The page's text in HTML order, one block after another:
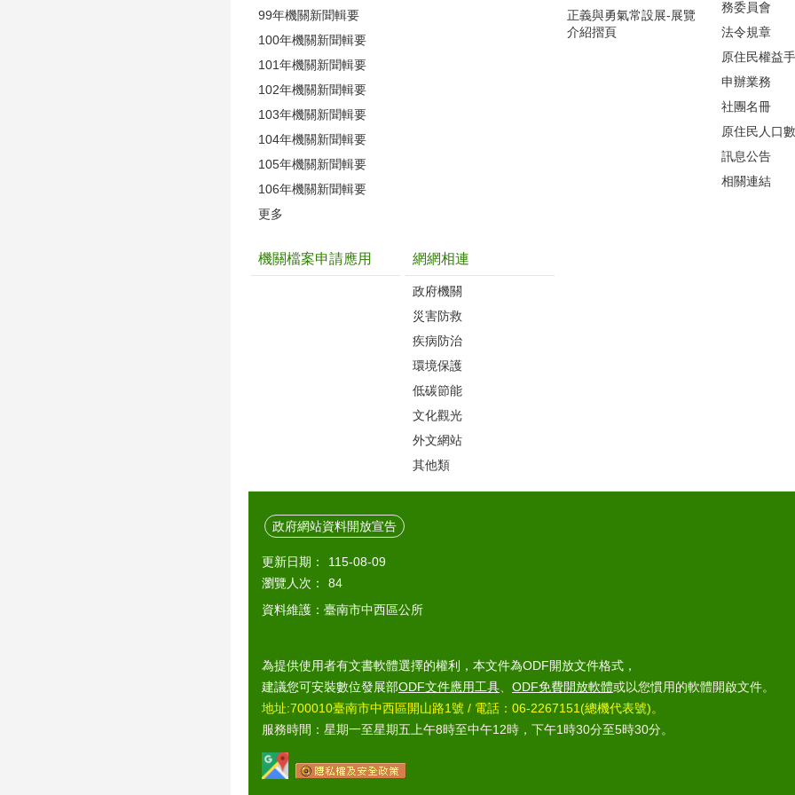
99年機關新聞輯要
100年機關新聞輯要
101年機關新聞輯要
102年機關新聞輯要
103年機關新聞輯要
104年機關新聞輯要
105年機關新聞輯要
106年機關新聞輯要
更多
正義與勇氣常設展-展覽
介紹摺頁
務委員會
法令規章
原住民權益
申辦業務
社團名冊
原住民人口數
訊息公告
相關連結
機關檔案申請應用 網網相連
政府機關
災害防救
疾病防治
環境保護
低碳節能
文化觀光
外文網站
其他類
政府網站資料開放宣告
更新日期：
115-08-09
瀏覽人次：
84
資料維護：臺南市中西區公所
為提供使用者有文書軟體選擇的權利，本文件為ODF開放文件格式，
建議您可安裝數位發展部ODF文件應用工具 ODF免費開放軟體或以您慣用的軟體開啟文件。
地址:700010臺南市中西區開山路1號 / 電話：06-2267151(總機代表號)。
服務時間：星期一至星期五上午8時至中午12時，下午1時30分至5時30分。